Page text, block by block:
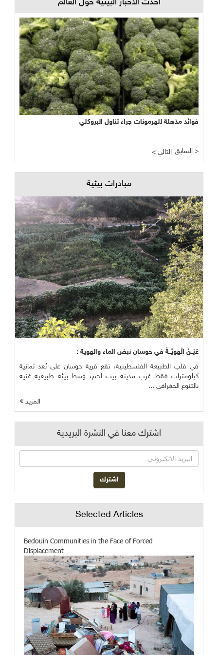
أحدث الأخبار البيئية حول العالم
فوائد مذهلة للهرمونات جراء تناول البروكلي
< التالي السابق >
مبادرات بيئية
عَيْــنُ الْهوِيَّــةُ في حوسان نبض الماء والهوية :
في قلب الطبيعة الفلسطينية، تقع قرية حوسان على بُعد ثمانية
كيلومترات فقط غرب مدينة بيت لحم، وسط بيئة طبيعية غنية
بالتنوع الجغرافي ...
المزيد
اشترك معنا في النشرة البريدية
Selected Articles
Bedouin Communities in the Face of Forced
Displacement